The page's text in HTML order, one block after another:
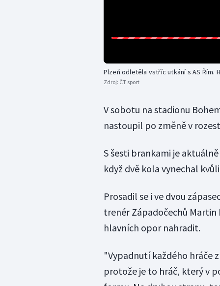
Plzeň odletěla vstříc utkání s AS Řím.
Zdroj: ČT sport
V sobotu na stadionu
nastoupil po změně v
S šesti brankami je
když dvě kola vynechal
Prosadil se i ve dvou
trenér Západočechů Martin
hlavních opor nahradit.
"Vypadnutí každého hráče
protože je to hráč, který v